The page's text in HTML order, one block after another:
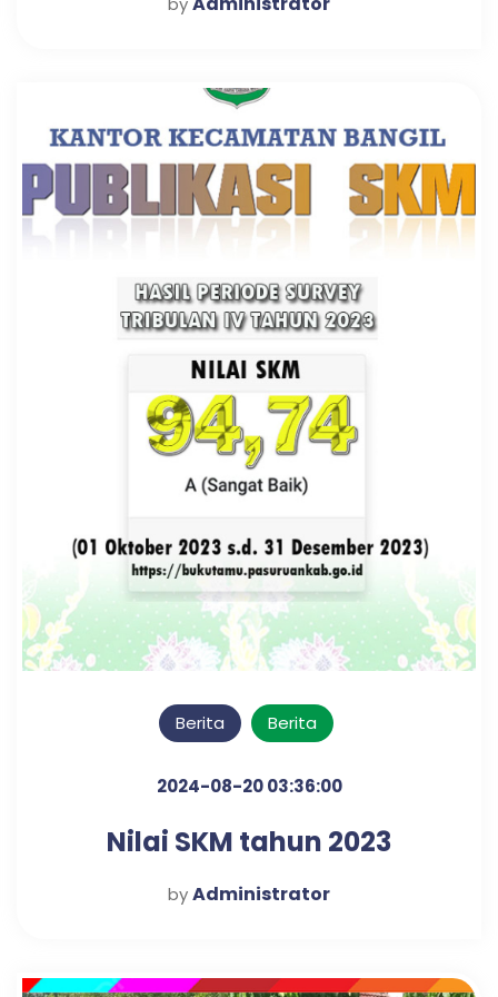
Berita Berita
2024-08-20 03:36:00
Nilai SKM tahun 2023
byAdministrator